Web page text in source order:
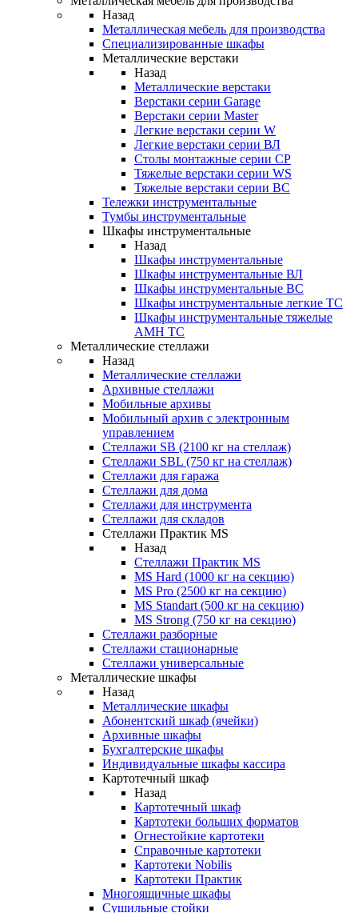
Назад
Металлическая мебель для производства
Cпециализированные шкафы
Металлические верстаки
Назад
Металлические верстаки
Верстаки серии Garage
Верстаки серии Master
Легкие верстаки серии W
Легкие верстаки серии ВЛ
Столы монтажные серии СР
Тяжелые верстаки серии WS
Тяжелые верстаки серии ВС
Тележки инструментальные
Тумбы инструментальные
Шкафы инструментальные
Назад
Шкафы инструментальные
Шкафы инструментальные ВЛ
Шкафы инструментальные ВС
Шкафы инструментальные легкие ТС
Шкафы инструментальные тяжелые
AMH TC
Металлические стеллажи
Назад
Металлические стеллажи
Архивные стеллажи
Мобильные архивы
Мобильный архив с электронным
управлением
Стеллажи SB (2100 кг на стеллаж)
Стеллажи SBL (750 кг на стеллаж)
Стеллажи для гаража
Стеллажи для дома
Стеллажи для инструмента
Стеллажи для складов
Стеллажи Практик MS
Назад
Стеллажи Практик MS
MS Hard (1000 кг на секцию)
MS Pro (2500 кг на секцию)
MS Standart (500 кг на секцию)
MS Strong (750 кг на секцию)
Стеллажи разборные
Стеллажи стационарные
Стеллажи универсальные
Металлические шкафы
Назад
Металлические шкафы
Абонентский шкаф (ячейки)
Архивные шкафы
Бухгалтерские шкафы
Индивидуальные шкафы кассира
Картотечный шкаф
Назад
Картотечный шкаф
Картотеки больших форматов
Огнестойкие картотеки
Справочные картотеки
Картотеки Nobilis
Картотеки Практик
Многоящичные шкафы
Сушильные стойки